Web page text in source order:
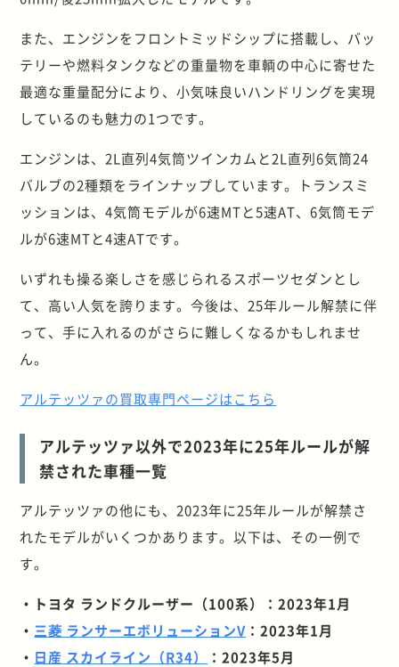
また、エンジンをフロントミッドシップに搭載し、バッ
テリーや燃料タンクなどの重量物を車輌の中心に寄せた
最適な重量配分により、小気味良いハンドリングを実現
しているのも魅力の1つです。
エンジンは、2L直列4気筒ツインカムと2L直列6気筒24
バルブの2種類をラインナップしています。トランスミ
ッションは、4気筒モデルが6速MTと5速AT、6気筒モデ
ルが6速MTと4速ATです。
いずれも操る楽しさを感じられるスポーツセダンとし
て、高い人気を誇ります。今後は、25年ルール解禁に伴
って、手に入れるのがさらに難しくなるかもしれませ
ん。
アルテッツァの買取専門ページはこちら
アルテッツァ以外で2023年に25年ルールが解
禁された車種一覧
アルテッツァの他にも、2023年に25年ルールが解禁さ
れたモデルがいくつかあります。以下は、その一例で
す。
・トヨタ ランドクルーザー（100系）：2023年1月
・ 三菱 ランサーエボリューションV ：2023年1月
・ 日産 スカイライン（R34）
：2023年5月